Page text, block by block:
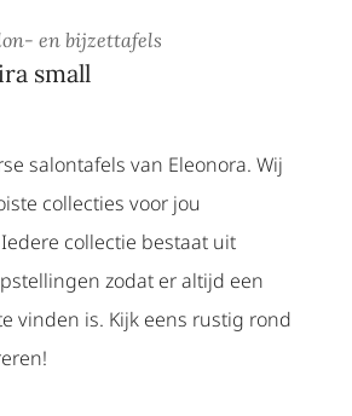
en bijzettafels
small
salontafels van Eleonora. Wij
collecties voor jou
collectie bestaat uit
zodat er altijd een
vinden is. Kijk eens rustig rond